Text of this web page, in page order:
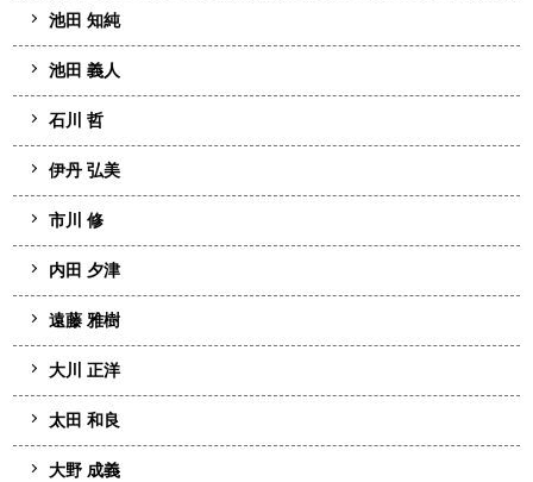
池田 知純
池田 義人
石川 哲
伊丹 弘美
市川 修
内田 夕津
遠藤 雅樹
大川 正洋
太田 和良
大野 成義